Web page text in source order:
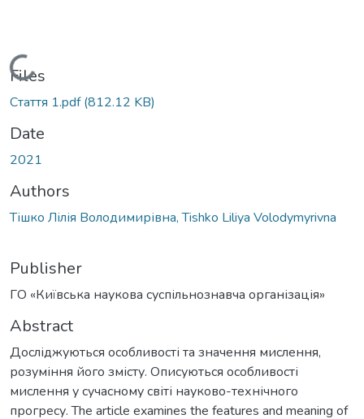
Loading...
Files
Стаття 1.pdf(812.12 KB)
Date
2021
Authors
Тішко Лілія Володимирівна, Tishko Liliya Volodymyrivna
Publisher
ГО «Київська наукова суспільнознавча організація»
Abstract
Досліджуються особливості та значення мислення,
розуміння його змісту. Описуються особливості
мислення у сучасному світі науково-технічного
прогресу. The article examines the features and meaning of